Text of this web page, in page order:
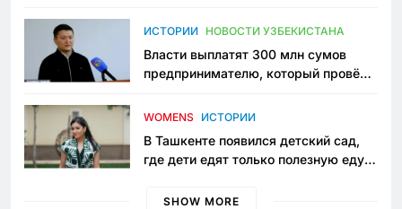
пространство
ИСТОРИИ НОВОСТИ УЗБЕКИСТАНА
Власти выплатят 300 млн сумов
предпринимателю, который провёл
приговору
WOMENS ИСТОРИИ
В Ташкенте появился детский сад,
где дети едят только полезную еду.
просить «кашу без сахара»
SHOW MORE